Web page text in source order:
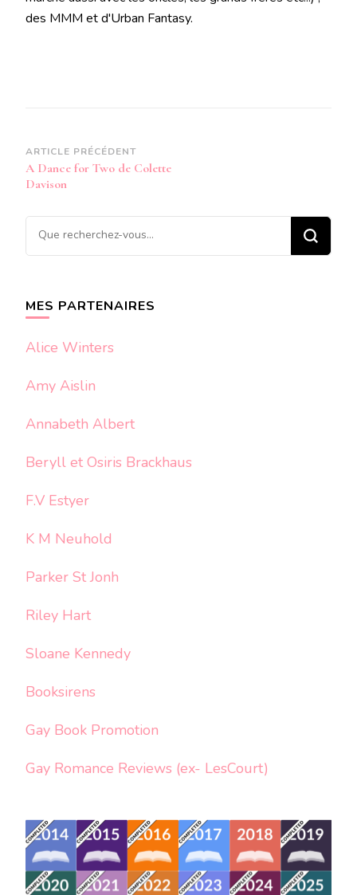
des MMM et d'Urban Fantasy.
Navigation
d’article
ARTICLE PRÉCÉDENT
A Dance for Two de Colette
Davison
Vous
recherchiez
MES PARTENAIRES
Alice Winters
Amy Aislin
Annabeth Albert
Beryll et Osiris Brackhaus
F.V Estyer
K M Neuhold
Parker St Jonh
Riley Hart
Sloane Kennedy
Booksirens
Gay Book Promotion
Gay Romance Reviews (ex- LesCourt)